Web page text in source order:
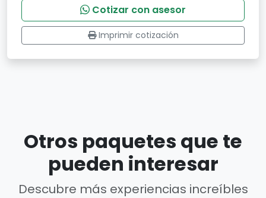
Cotizar con asesor
Imprimir cotización
Otros paquetes que te
pueden interesar
Descubre más experiencias increíbles